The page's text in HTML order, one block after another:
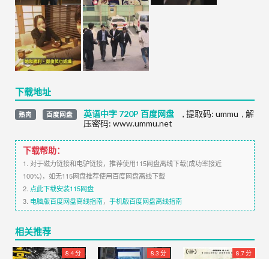
下载地址
熟肉 百度网盘 英语中字 720P 百度网盘 , 提取码: ummu , 解
压密码: www.ummu.net
下载帮助：
1. 对于磁力链接和电驴链接，推荐使用115网盘离线下载(成功率接近
100%)，如无115网盘推荐使用百度网盘离线下载
2. 点此下载安装115网盘
3. 电脑版百度网盘离线指南， 手机版百度网盘离线指南
相关推荐
8.4 分 8.3 分 8.7 分